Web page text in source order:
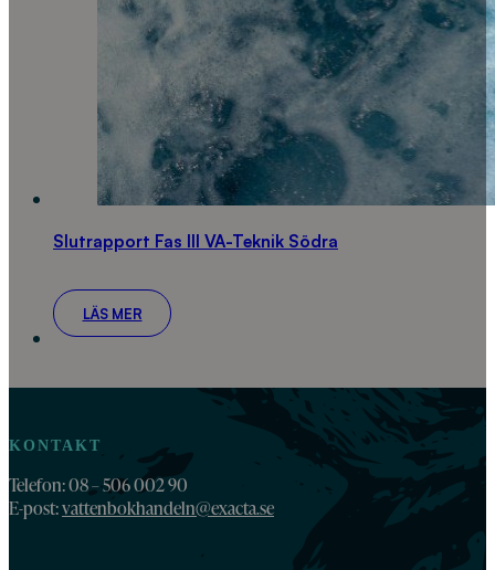
Slutrapport Fas III VA-Teknik Södra
LÄS MER
KONTAKT
Telefon: 08 – 506 002 90
E-post:vattenbokhandeln@exacta.se